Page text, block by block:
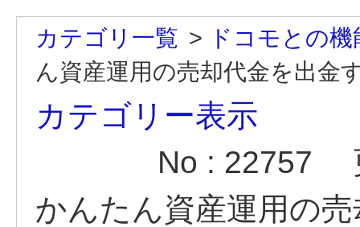
カテゴリ一覧 > ドコモとの
ん資産運用の売却代金を出金
カテゴリー表示
No : 22757
かんたん資産運用の